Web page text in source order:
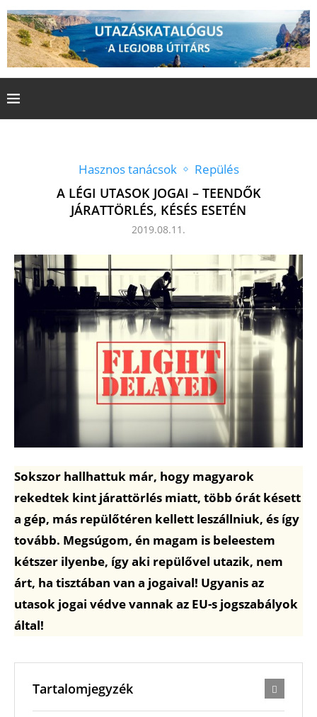
Hasznos tanácsok Repülés
A LÉGI UTASOK JOGAI – TEENDŐK
JÁRATTÖRLÉS, KÉSÉS ESETÉN
2019.08.11.
Sokszor hallhattuk már, hogy magyarok
rekedtek kint járattörlés miatt, több órát késett
a gép, más repülőtéren kellett leszállniuk, és így
tovább. Megsúgom, én magam is beleestem
kétszer ilyenbe, így aki repülővel utazik, nem
árt, ha tisztában van a jogaival! Ugyanis az
utasok jogai védve vannak az EU-s jogszabályok
által!
Tartalomjegyzék